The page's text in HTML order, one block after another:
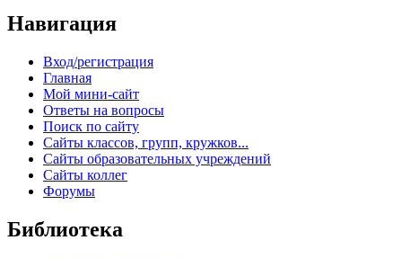
Навигация
Вход/регистрация
Главная
Мой мини-сайт
Ответы на вопросы
Поиск по сайту
Сайты классов, групп, кружков...
Сайты образовательных учреждений
Сайты коллег
Форумы
Библиотека